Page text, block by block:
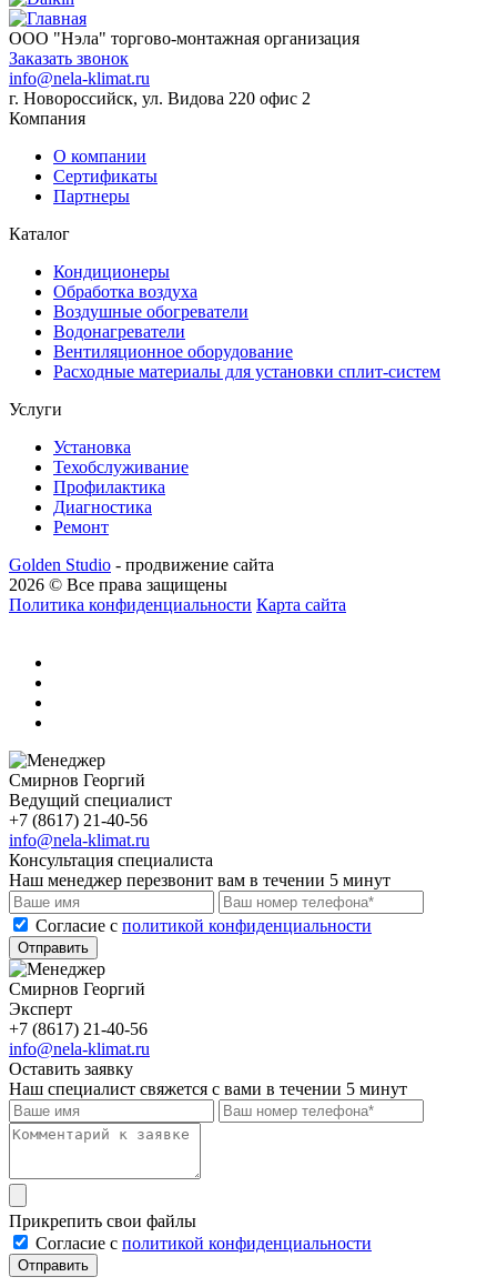
ООО "Нэла" торгово-монтажная организация
Заказать звонок
info@nela-klimat.ru
г. Новороссийск, ул. Видова 220 офис 2
Компания
О компании
Сертификаты
Партнеры
Каталог
Кондиционеры
Обработка воздуха
Воздушные обогреватели
Водонагреватели
Вентиляционное оборудование
Расходные материалы для установки сплит-систем
Услуги
Установка
Техобслуживание
Профилактика
Диагностика
Ремонт
Golden Studio - продвижение сайта
2026 © Все права защищены
Политика конфиденциальности Карта сайта
Смирнов Георгий
Ведущий специалист
+7 (8617) 21-40-56
info@nela-klimat.ru
Консультация специалиста
Наш менеджер перезвонит вам в течении 5 минут
Cогласие с политикой конфиденциальности
Отправить
Смирнов Георгий
Эксперт
+7 (8617) 21-40-56
info@nela-klimat.ru
Оставить заявку
Наш специалист свяжется с вами в течении 5 минут
Прикрепить свои файлы
Cогласие с политикой конфиденциальности
Отправить